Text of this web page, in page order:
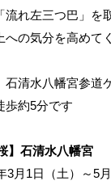
流れ左三つ巴」を
の気分を高めて
清水八幡宮参道
歩約5分です
】石清水八幡宮
3月1日（土）～5